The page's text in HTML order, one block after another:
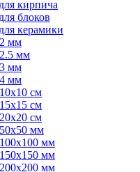
кирпича
блоков
керамики
мм
мм
мм
мм
см
см
см
мм
мм
мм
мм